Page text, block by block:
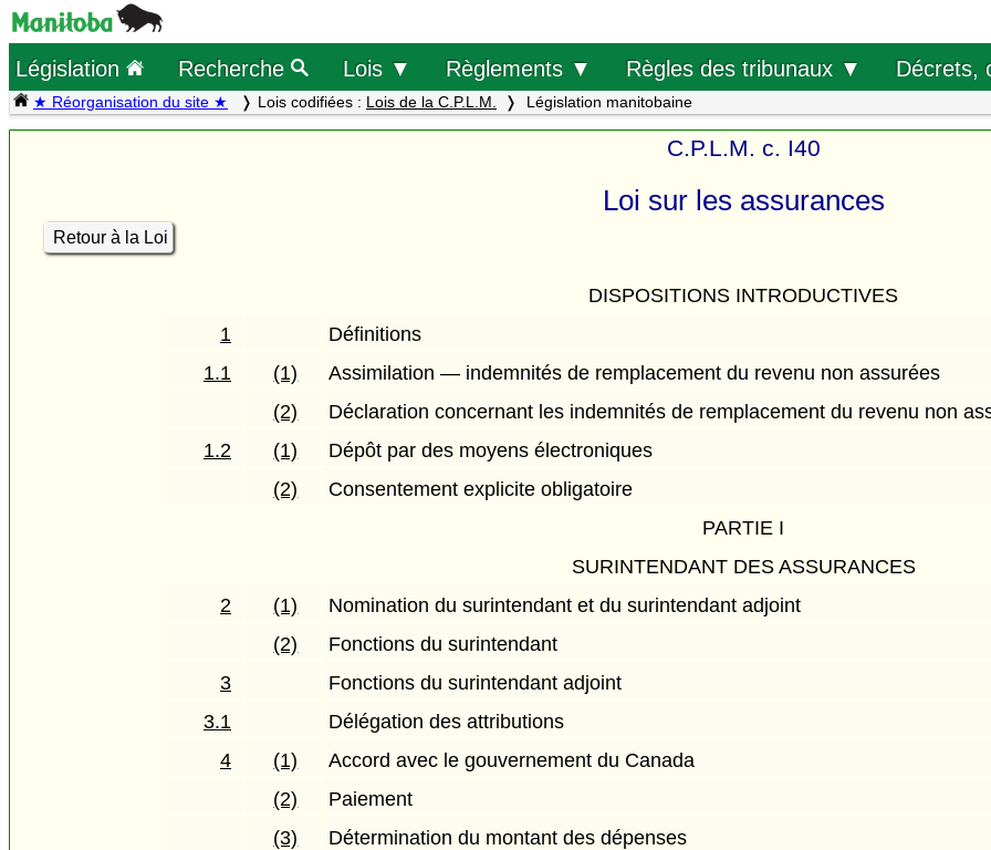
Législation Recherche Lois ▼ Règlements ▼ Règles des tribunaux ▼ Décrets,
★ Réorganisation du site ★ Lois codifiées : Lois de la C.P.L.M. Législation manitobaine
C.P.L.M. c. I40
Loi sur les assurances
Retour à la Loi
DISPOSITIONS INTRODUCTIVES
1
Définitions
1.1
(1)
Assimilation — indemnités de remplacement du revenu non assurées
(2)
Déclaration concernant les indemnités de remplacement du revenu non
1.2
(1)
Dépôt par des moyens électroniques
(2)
Consentement explicite obligatoire
PARTIE I
SURINTENDANT DES ASSURANCES
2
(1)
Nomination du surintendant et du surintendant adjoint
(2)
Fonctions du surintendant
3
Fonctions du surintendant adjoint
3.1
Délégation des attributions
4
(1)
Accord avec le gouvernement du Canada
(2)
Paiement
(3)
Détermination du montant des dépenses